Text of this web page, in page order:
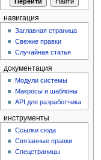
навигация
Заглавная страница
Свежие правки
Случайная статья
документация
Модули системы
Макросы и шаблоны
API для разработчика
инструменты
Ссылки сюда
Связанные правки
Спецстраницы